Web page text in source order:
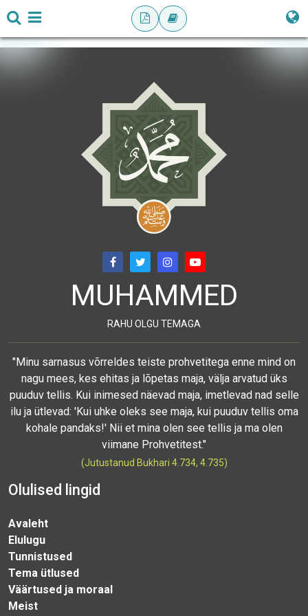
MUHAMMED
RAHU OLGU TEMAGA
"Minu sarnasus võrreldes teiste prohvetitega enne mind on
nagu mees, kes ehitas ja lõpetas maja, välja arvatud üks
puuduv tellis. Kui inimesed näevad maja, imetlevad nad selle
ilu ja ütlevad: 'Kui uhke oleks see maja, kui puuduv tellis oma
kohale pandaks!' Nii et mina olen see tellis ja ma olen
viimane Prohvetitest."
(Jutustanud Bukhari 4.734, 4.735)
Olulised lingid
Avaleht
Elulugu
Tunnistused
Tema ütlused
Väärtused ja moraal
Meist